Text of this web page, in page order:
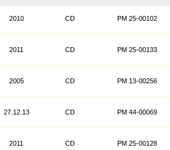
2010 CD PM 25-00102
2011 CD PM 25-00133
2005 CD PM 13-00256
27.12.13 CD PM 44-00069
2011 CD PM 25-00128